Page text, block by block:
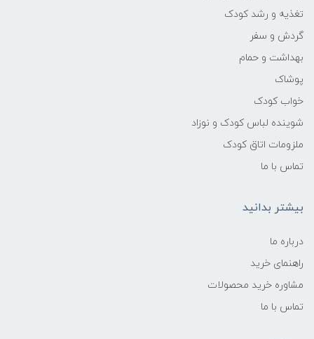
نوع دوخت:
تقویت‌شده، مقاوم در برابر فشار و استفاده
بدون لبه تیز و قطعات سخت
دارد
سبک و قابل جابه‌جایی توسط کودک
تغذیه و رشد کودک
گردش و سفر
بهداشت و حمام
پوشاک
خواب کودک
شوینده لباس کودک و نوزاد
ملزومات اتاق کودک
تماس با ما
بیشتر بدانید
درباره ما
راهنمای خرید
مشاوره خرید محصولات
تماس با ما